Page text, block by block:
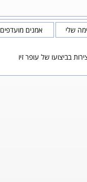
שלי אמנים מועדפים
בביצועו של עופר זיו